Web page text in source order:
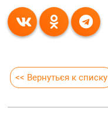
<< Вернуться к списку